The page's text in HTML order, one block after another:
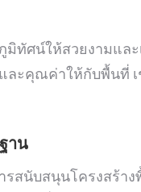
ทัศน์ให้สวยงามแล
ละคุณค่าให้กับพื้นที่
าน
นับสนุนโครงสร้าง